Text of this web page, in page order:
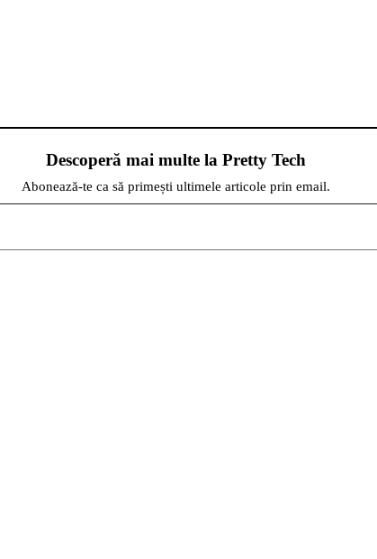
Descoperă mai multe la Pretty Tech
Abonează-te ca să primești ultimele articole prin email.